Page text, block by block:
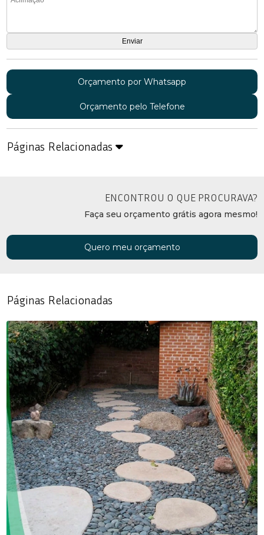
Orçamento por Whatsapp
Orçamento pelo Telefone
Páginas Relacionadas
ENCONTROU O QUE PROCURAVA?
Faça seu orçamento grátis agora mesmo!
Quero meu orçamento
Páginas Relacionadas